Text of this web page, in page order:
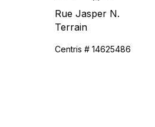
Rue Jasper N.
Terrain
Centris # 14625486